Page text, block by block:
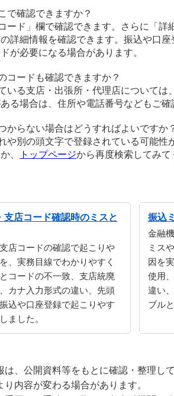
で確認できますか？
ード」欄で確認できます。さらに「
詳細情報を確認できます。振込や口
が必要になる場合があります。
コードも確認できますか？
いる支店・出張所・代理店について
る場合は、住所や電話番号などもご確
からない場合はどうすればよいですか
や別の頭文字で登録されている可能性
、
トップページから再度検索してみて
支店コード確認時のミスと
店コードの確認で起こりや
、実務目線でわかりやすく
コードの不一致、支店統廃
カナ入力形式の違い、先頭
込や口座登録で起こりやす
ました。
振込
金融
ミス
因を
使用
違い
ブル
は、公開資料等をもとに確認・整理し
内容が変わる場合があります。